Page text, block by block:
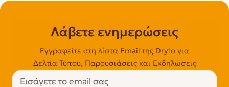
Λάβετε ενημερώσεις
Εγγραφείτε στη λίστα Email της Dryfo για
Δελτία Τύπου, Παρουσιάσεις και Εκδηλώσεις